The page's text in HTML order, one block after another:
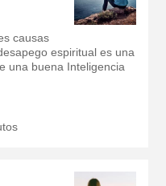
causas
espiritual es una
una buena Inteligencia